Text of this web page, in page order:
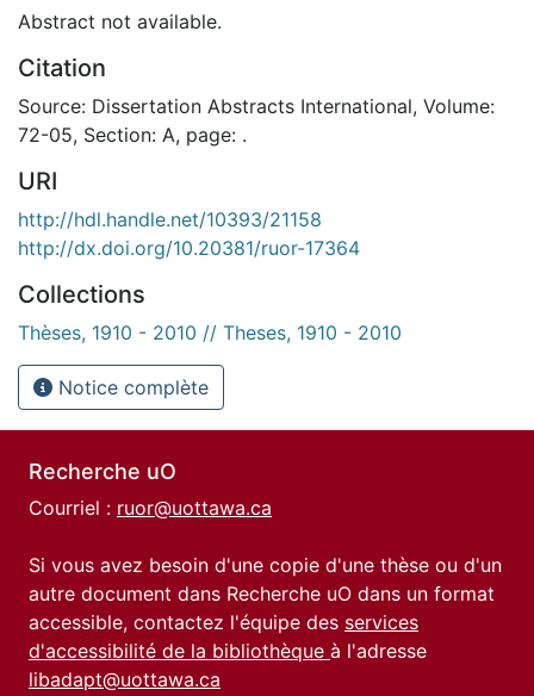
Abstract not available.
Citation
Source: Dissertation Abstracts International, Volume:
72-05, Section: A, page: .
URI
http://hdl.handle.net/10393/21158
http://dx.doi.org/10.20381/ruor-17364
Collections
Thèses, 1910 - 2010 // Theses, 1910 - 2010
Notice complète
Recherche uO
Courriel : ruor@uottawa.ca
Si vous avez besoin d'une copie d'une thèse ou d'un
autre document dans Recherche uO dans un format
accessible, contactez l'équipe des services
d'accessibilité de la bibliothèque à l'adresse
libadapt@uottawa.ca